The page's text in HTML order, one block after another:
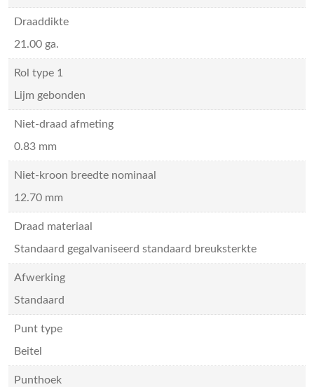
Draaddikte
21.00 ga.
Rol type 1
Lijm gebonden
Niet-draad afmeting
0.83 mm
Niet-kroon breedte nominaal
12.70 mm
Draad materiaal
Standaard gegalvaniseerd standaard breuksterkte
Afwerking
Standaard
Punt type
Beitel
Punthoek